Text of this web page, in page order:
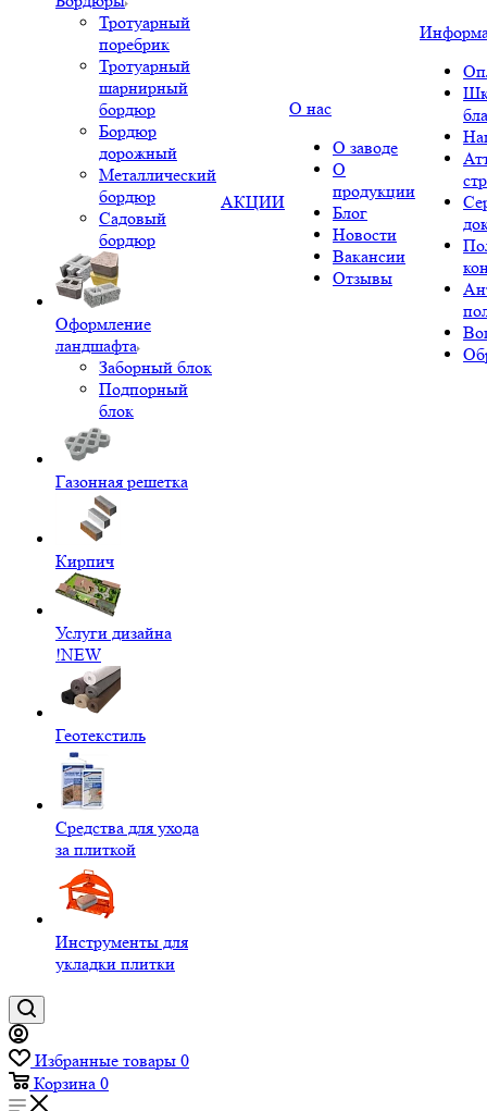
Тротуарный
поребрик
Тротуарный
шарнирный
бордюр
Бордюр
дорожный
Металлический
бордюр
Садовый
бордюр
Оформление
ландшафта
Заборный блок
Подпорный
блок
Газонная решетка
Кирпич
Услуги дизайна
!NEW
Геотекстиль
Средства для ухода
за плиткой
Инструменты для
укладки плитки
АКЦИИ
О нас
О заводе
О
продукции
Блог
Новости
Вакансии
Отзывы
Избранные товары 0
Корзина 0